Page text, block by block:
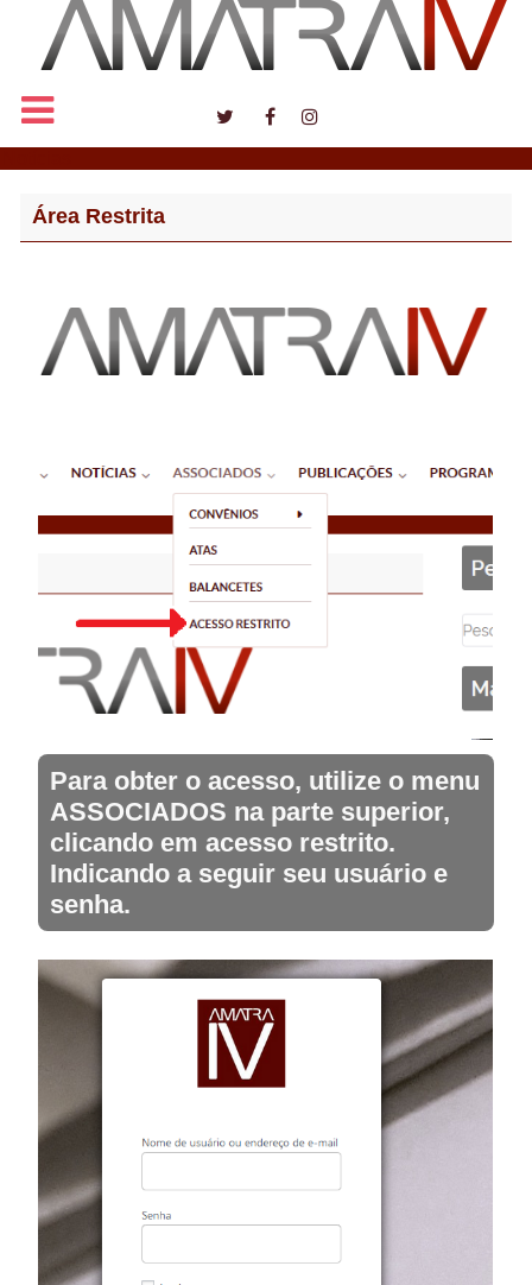
Área Restrita
Para obter o acesso, utilize o menu
ASSOCIADOS na parte superior,
clicando em acesso restrito.
Indicando a seguir seu usuário e
senha.